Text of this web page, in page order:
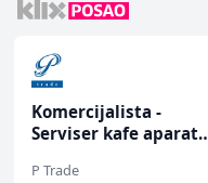
Komercijalista -
Serviser kafe aparata
P Trade